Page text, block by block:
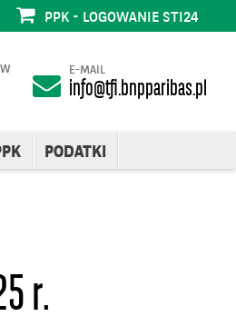
PPK - LOGOWANIE STI24
E-MAIL
info@tfi.bnpparibas.pl
PODATKI
r.